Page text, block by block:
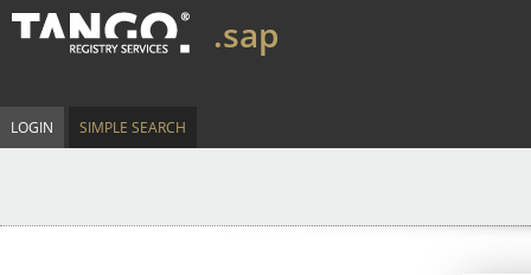
.sap
LOGIN SIMPLE SEARCH